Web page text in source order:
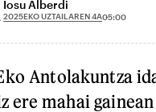
Iosu Alberdi
2025EKO UZTAILAREN 4A05:00
Antolakuntza
ere mahai